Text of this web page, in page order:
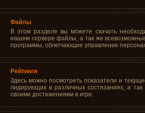
Файлы
В этом разделе вы можете скачать
нашем сервере файлы, а так же
программы, облегчающие управление
Рейтинги
Здесь можно посмотреть показатели и
лидирующих в различных состязаниях, а
своими достижениями в игре.